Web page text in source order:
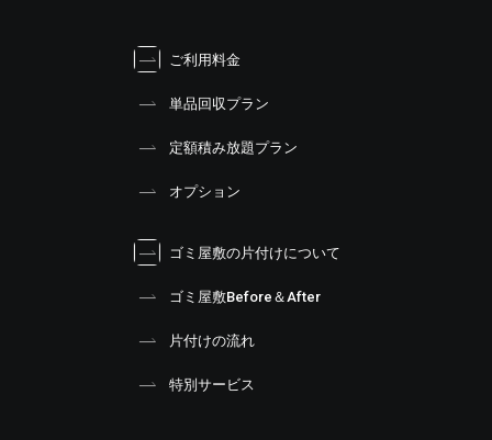
ご利用料金
単品回収プラン
定額積み放題プラン
オプション
ゴミ屋敷の片付けについて
ゴミ屋敷Before＆After
片付けの流れ
特別サービス